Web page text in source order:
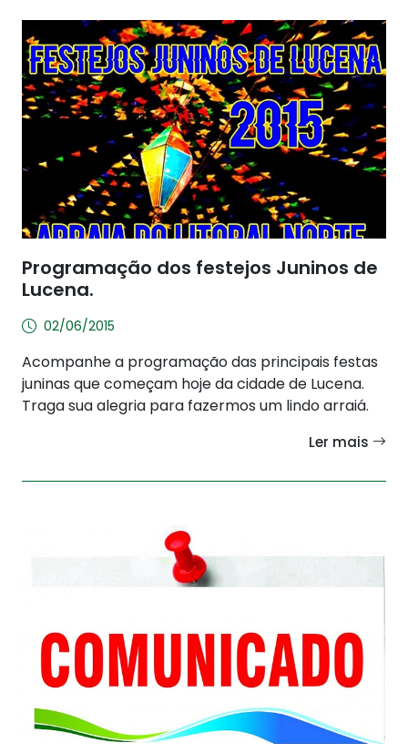
Programação dos festejos Juninos de
Lucena.
02/06/2015
Acompanhe a programação das principais festas
juninas que começam hoje da cidade de Lucena.
Traga sua alegria para fazermos um lindo arraiá.
Ler mais